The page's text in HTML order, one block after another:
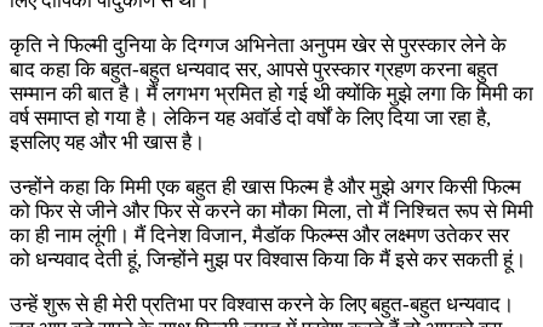
कृति ने फिल्मी दुनिया के दिग्गज अभिनेता अनुपम खेर से पुरस्कार लेने के
बाद कहा कि बहुत-बहुत धन्यवाद सर, आपसे पुरस्कार ग्रहण करना बहुत
सम्मान की बात है। मैं लगभग भ्रमित हो गई थी क्योंकि मुझे लगा कि मिमी का
वर्ष समाप्त हो गया है। लेकिन यह अवॉर्ड दो वर्षों के लिए दिया जा रहा है,
इसलिए यह और भी खास है।
उन्होंने कहा कि मिमी एक बहुत ही खास फिल्म है और मुझे अगर किसी फिल्म
को फिर से जीने और फिर से करने का मौका मिला, तो मैं निश्चित रूप से मिमी
का ही नाम लूंगी। मैं दिनेश विजान, मैडॉक फिल्म्स और लक्ष्मण उतेकर सर
को धन्यवाद देती हूं, जिन्होंने मुझ पर विश्वास किया कि मैं इसे कर सकती हूं।
उन्हें शुरू से ही मेरी प्रतिभा पर विश्वास करने के लिए बहुत-बहुत धन्यवाद।